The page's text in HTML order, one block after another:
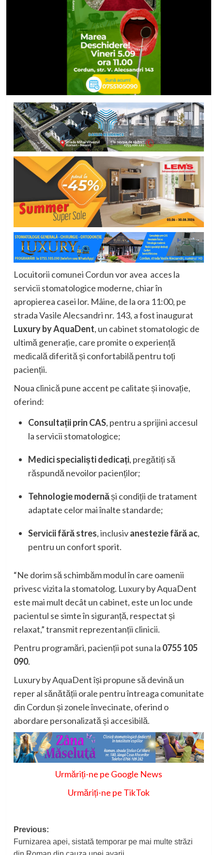
Locuitorii comunei Cordun vor avea acces la
servicii stomatologice moderne, chiar în
apropierea casei lor. Mâine, de la ora 11:00, pe
strada Vasile Alecsandri nr. 143, a fost inaugurat
Luxury by AquaDent, un cabinet stomatologic de
ultimă generație, care promite o experiență
medicală diferită și confortabilă pentru toți
pacienții.
Noua clinică pune accent pe calitate și inovație,
oferind:
Consultații prin CAS, pentru a sprijini accesul
la servicii stomatologice;
Medici specialiști dedicați, pregătiți să
răspundă nevoilor pacienților;
Tehnologie modernăși condiții de tratament
adaptate celor mai înalte standarde;
Servicii fără stres, inclusivanestezie fără ac,
pentru un confort sporit.
“Ne dorim să schimbăm modul în care oamenii
privesc vizita la stomatolog. Luxury by AquaDent
este mai mult decât un cabinet, este un loc unde
pacientul se simte în siguranță, respectat și
relaxat,” transmit reprezentanții clinicii.
Pentru programări, pacienții pot suna la 0755 105
090.
Luxury by AquaDent își propune să devină un
reper al sănătății orale pentru întreaga comunitate
din Cordun și zonele învecinate, oferind o
abordare personalizată și accesibilă.
Urmăriți-ne pe Google News
Urmăriți-ne pe TikTok
Post
navigation
Previous:
Furnizarea apei, sistată temporar pe mai multe străzi